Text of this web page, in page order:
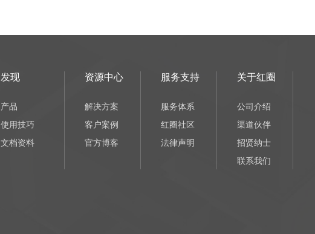
发现
产品
使用技巧
文档资料
资源中心
解决方案
客户案例
官方博客
服务支持
服务体系
红圈社区
法律声明
关于红圈
公司介绍
渠道伙伴
招贤纳士
联系我们